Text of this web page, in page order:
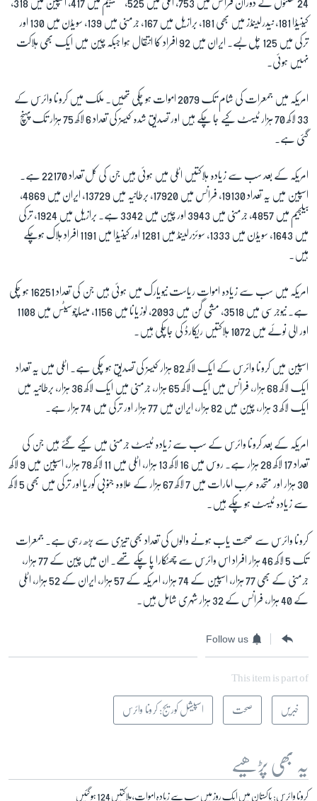
زبان
24 گھنٹوں کے دوران فرانس میں 753، اٹلی میں 525، بیلجییم میں 417، اسپین میں 318،
کینیڈا 181، نیدرلینڈز میں بھی 181، برازیل میں 167، جرمنی میں 139، سویڈن میں 130 اور
ترکی میں 125 چل بسے۔ ایران میں 92 افراد کا انتقال ہوا جبکہ چین میں ایک بھی ہلاکت
نہیں ہوئی۔
امریکہ میں جمعرات کی شام تک 2079 اموات ہو چکی تھیں۔ ملک میں کرونا وائرس کے
33 لاکھ 70 ہزار ٹیسٹ کیے جا چکے ہیں اور تصدیق شدہ کیسز کی تعداد 6 لاکھ 75 ہزار تک پہنچ
گئی ہے۔
امریکہ کے بعد سب سے زیادہ ہلاکتیں اٹلی میں ہوئی ہیں جن کی کل تعداد 22170 ہے۔
اسپین میں یہ تعداد 19130، فرانس میں 17920، برطانیہ میں 13729، ایران میں 4869،
بیلجیم میں 4857، جرمنی میں 3943 اور چین میں 3342 ہے۔ برازیل میں 1924، ترکی
میں 1643، سویڈن میں 1333، سوئزرلینڈ میں 1281 اور کینیڈا میں 1191 افراد ہلاک ہوچکے
ہیں۔
امریکہ میں سب سے زیادہ اموات ریاست نیویارک میں ہوئی ہیں جن کی تعداد 16251 ہو چکی
ہے۔ نیوجرسی میں 3518، مشی گن میں 2093، لوزیانا میں 1156، میساچوسیٹس میں 1108
اور الی نوئے میں 1072 ہلاکتیں ریکارڈ کی جاچکی ہیں۔
اسپین میں کرونا وائرس کے ایک لاکھ 82 ہزار کیسز کی تصدیق ہو چکی ہے۔ اٹلی میں یہ تعداد
ایک لاکھ 68 ہزار، فرانس میں ایک لاکھ 65 ہزار، جرمنی میں ایک لاکھ 36 ہزار، برطانیہ میں
ایک لاکھ 3 ہزار، چین میں 82 ہزار، ایران میں 77 ہزار اور ترکی میں 74 ہزار ہے۔
امریکہ کے بعد کرونا وائرس کے سب سے زیادہ ٹیسٹ جرمنی میں کیے گئے ہیں جن کی
تعداد 17 لاکھ 28 ہزار ہے۔ روس میں 16 لاکھ 13 ہزار، اٹلی میں 11 لاکھ 78 ہزار، اسپین میں 9 لاکھ
30 ہزار اور متحدہ عرب امارات میں 7 لاکھ 67 ہزار کے علاوہ جنوبی کوریا اور ترکی میں بھی 5 لاکھ
سے زیادہ ٹیسٹ ہو چکے ہیں۔
کرونا وائرس سے صحت یاب ہونے والوں کی تعداد بھی تیزی سے بڑھ رہی ہے۔ جمعرات
تک 5 لاکھ 46 ہزار افراد اس وائرس سے چھٹکارا پا چکے تھے۔ ان میں چین کے 77 ہزار،
جرمنی کے بھی 77 ہزار، اسپین کے 74 ہزار، امریکہ کے 57 ہزار، ایران کے 52 ہزار، اٹلی
کے 40 ہزار، فرانس کے 32 ہزار شہری شامل ہیں۔
Follow us
This item is part of
خبریں صحت اسپیشل کوریج: کرونا وائرس
یہ بھی پڑھیے
کرونا وائرس: پاکستان میں ایک روز میں سب سے زیادہ اموات، ہلاکتیں 124 ہو گئیں